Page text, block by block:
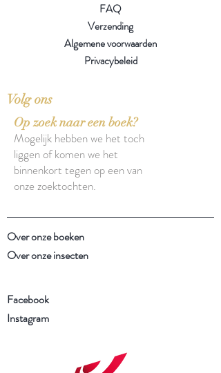
FAQ
Verzending
Algemene voorwaarden
Privacybeleid
Volg ons
Op zoek naar een boek?
Mogelijk hebben we het toch
liggen of komen we het
binnenkort tegen op een van
onze zoektochten.
Over onze boeken
Over onze insecten
Facebook
Instagram